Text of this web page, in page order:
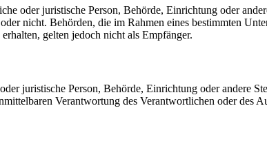
oder juristische Person, Behörde, Einrichtung oder
nicht. Behörden, die im Rahmen eines bestimmten
gelten jedoch nicht als Empfänger.
juristische Person, Behörde, Einrichtung oder andere
Verantwortung des Verantwortlichen oder des